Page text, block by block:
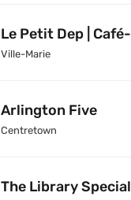
Le Petit Dep |
Ville-Marie
Arlington Five
Centretown
The Library